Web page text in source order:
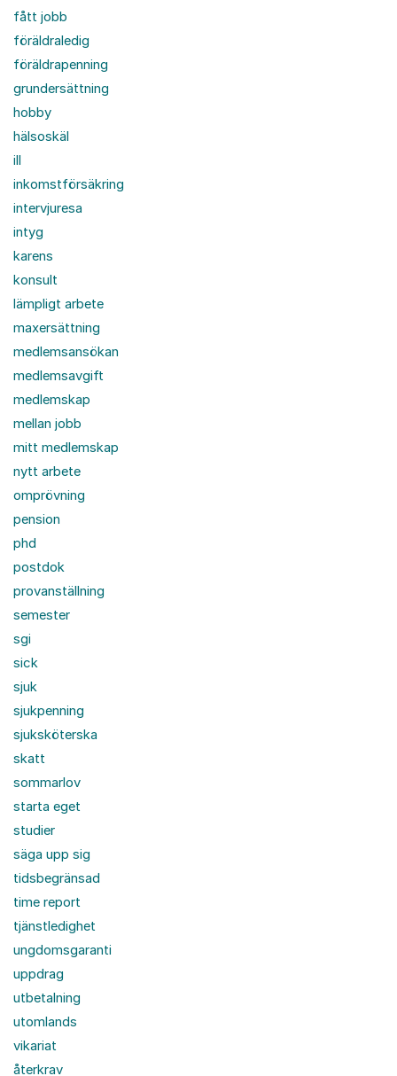
fått jobb
föräldraledig
föräldrapenning
grundersättning
hobby
hälsoskäl
ill
inkomstförsäkring
intervjuresa
intyg
karens
konsult
lämpligt arbete
maxersättning
medlemsansökan
medlemsavgift
medlemskap
mellan jobb
mitt medlemskap
nytt arbete
omprövning
pension
phd
postdok
provanställning
semester
sgi
sick
sjuk
sjukpenning
sjuksköterska
skatt
sommarlov
starta eget
studier
säga upp sig
tidsbegränsad
time report
tjänstledighet
ungdomsgaranti
uppdrag
utbetalning
utomlands
vikariat
återkrav